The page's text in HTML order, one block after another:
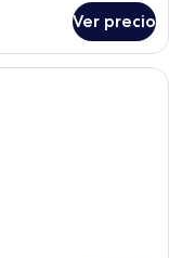
Ver precio
estar acogedora con